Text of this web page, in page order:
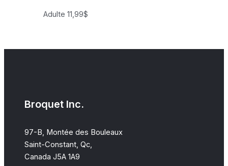
Adulte11,99$
Broquet Inc.
97-B, Montée des Bouleaux
Saint-Constant, Qc,
Canada J5A 1A9